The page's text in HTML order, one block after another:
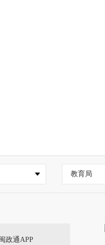
教育局
政通APP